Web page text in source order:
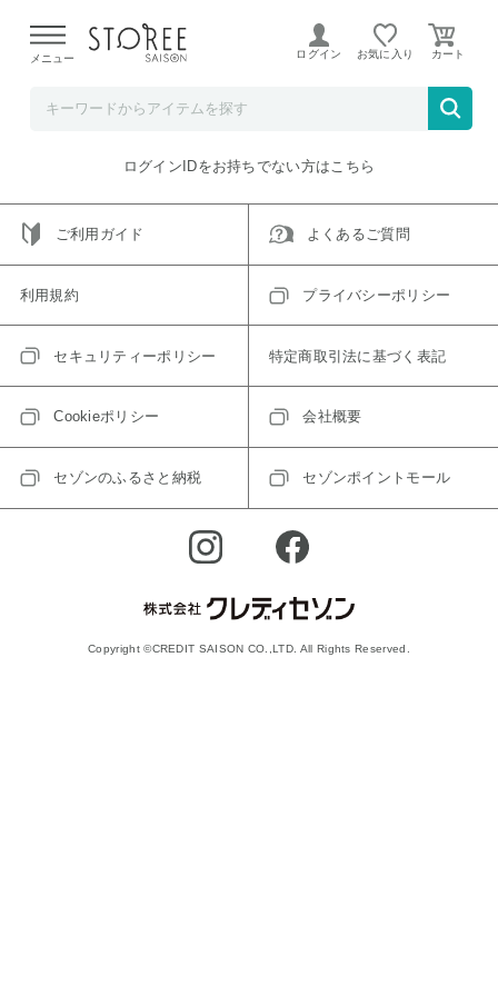
よる配送遅延が発生しております。
メニュー ログイン お気に入り
ご指定のアイテムは取り扱い終了、またはただいま取り扱い
トップへ戻る
ログインIDをお持ちでない方はこちら
ご利用ガイド よくあるご質問
利用規約 プライバシーポリシー
セキュリティーポリシー 特定商取引法に基づく表記
Cookieポリシー 会社概要
セゾンのふるさと納税 セゾンポイントモール
Copyright ©CREDIT SAISON CO.,LTD. All Rights Reserved.